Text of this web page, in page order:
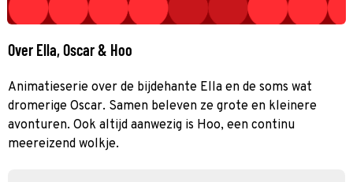
Over Ella, Oscar & Hoo
Animatieserie over de bijdehante Ella en de soms wat
dromerige Oscar. Samen beleven ze grote en kleinere
avonturen. Ook altijd aanwezig is Hoo, een continu
meereizend wolkje.